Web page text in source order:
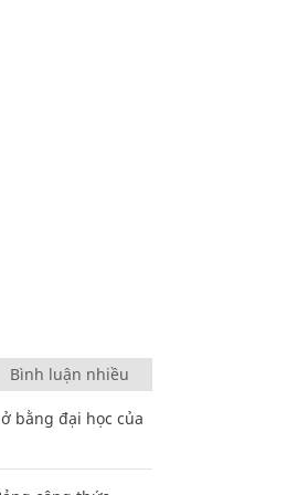
Bình luận nhiều
bằng đại học của